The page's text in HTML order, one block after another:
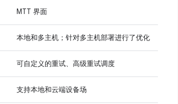
MTT 界面
本地和多主机；针对多主机部署进行了优化
可自定义的重试、高级重试调度
支持本地和云端设备场